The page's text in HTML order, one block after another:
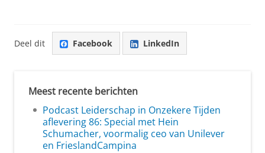
Deel dit Facebook LinkedIn
Meest recente berichten
Podcast Leiderschap in Onzekere Tijden
aflevering 86: Special met Hein
Schumacher, voormalig ceo van Unilever
en FrieslandCampina